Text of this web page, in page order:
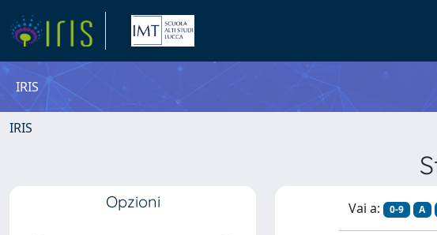
IRIS
IRIS
Opzioni Vai a: 0-9 A